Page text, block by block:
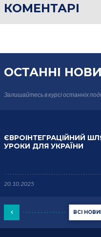
КОМЕНТАРІ
ОСТАННІ
Залишайтесь в курсіостанніх
ВСІ
ЄВРОІНТЕГРАЦІЙНИЙ
УРОКИ ДЛЯ УКРАЇНИ
20.10.2025